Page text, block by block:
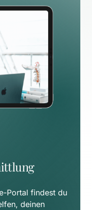
Portal findest du
deinen